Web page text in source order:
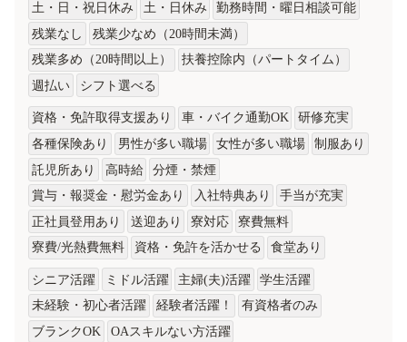
土・日・祝日休み
土・日休み
勤務時間・曜日相談可能
残業なし
残業少なめ（20時間未満）
残業多め（20時間以上）
扶養控除内（パートタイム）
週払い
シフト選べる
資格・免許取得支援あり 車・バイク通勤OK
研修充実
各種保険あり
男性が多い職場 女性が多い職場
制服あり
託児所あり
高時給
分煙・禁煙
賞与・報奨金・慰労金あり
入社特典あり
手当が充実
正社員登用あり
送迎あり 寮対応
寮費無料
寮費/光熱費無料
資格・免許を活かせる 食堂あり
シニア活躍 ミドル活躍 主婦(夫)活躍
学生活躍
未経験・初心者活躍
経験者活躍！
有資格者のみ
ブランクOK
OAスキルない方活躍